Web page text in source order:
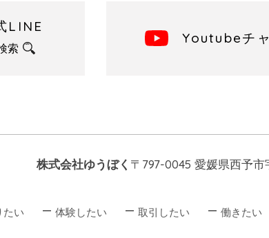
LINE
索
Youtubeチ
株式会社ゆうぼく 〒797-0045 愛媛県西予
たい 体験したい 取引したい 働きたい